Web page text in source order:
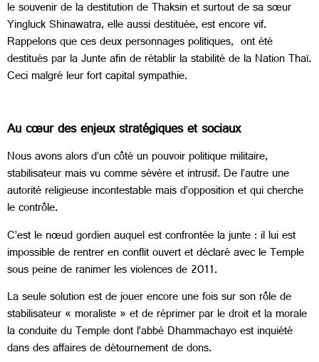
le souvenir de la destitution de Thaksin et surtout de sa sœur
Yingluck Shinawatra, elle aussi destituée, est encore vif.
Rappelons que ces deux personnages politiques, ont été
destitués par la Junte afin de rétablir la stabilité de la Nation Thaï.
Ceci malgré leur fort capital sympathie.
Au cœur des enjeux stratégiques et sociaux
Nous avons alors d’un côté un pouvoir politique militaire,
stabilisateur mais vu comme sévère et intrusif. De l’autre une
autorité religieuse incontestable mais d’opposition et qui cherche
le contrôle.
C’est le nœud gordien auquel est confrontée la junte : il lui est
impossible de rentrer en conflit ouvert et déclaré avec le Temple
sous peine de ranimer les violences de 2011.
La seule solution est de jouer encore une fois sur son rôle de
stabilisateur « moraliste » et de réprimer par le droit et la morale
la conduite du Temple dont l’abbé Dhammachayo est inquiété
dans des affaires de détournement de dons.